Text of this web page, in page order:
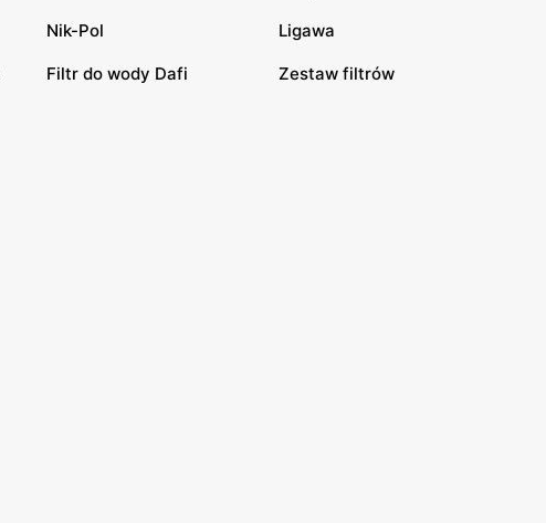
Nik-Pol Ligawa
Filtr do wody Dafi Zestaw filtrów